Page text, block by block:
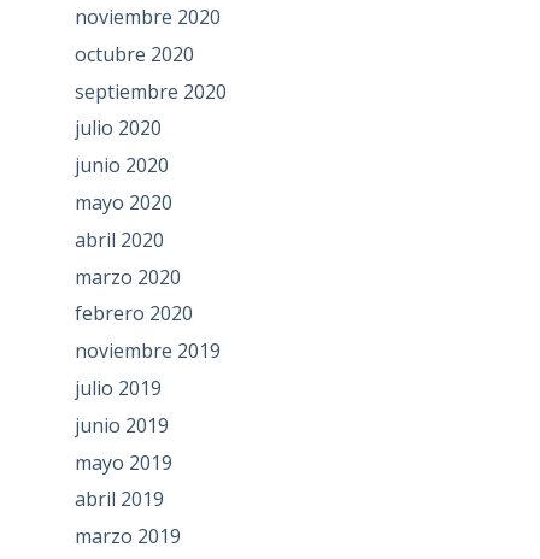
noviembre 2020
octubre 2020
septiembre 2020
julio 2020
junio 2020
mayo 2020
abril 2020
marzo 2020
febrero 2020
noviembre 2019
julio 2019
junio 2019
mayo 2019
abril 2019
marzo 2019